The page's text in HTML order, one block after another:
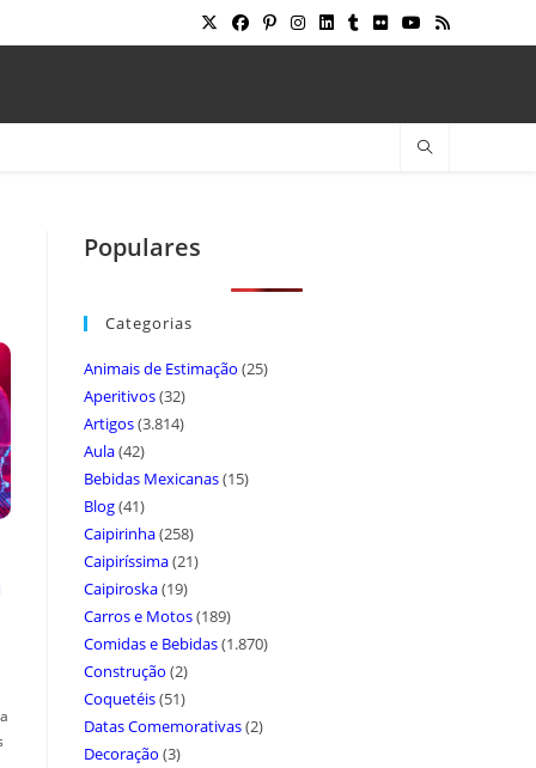
Populares
Categorias
Animais de Estimação (25)
Aperitivos(32)
Artigos(3.814)
Aula(42)
Bebidas Mexicanas(15)
Blog(41)
Caipirinha(258)
Caipiríssima(21)
Caipiroska(19)
Carros e Motos(189)
Comidas e Bebidas(1.870)
Construção (2)
Coquetéis(51)
Datas Comemorativas(2)
Decoração (3)